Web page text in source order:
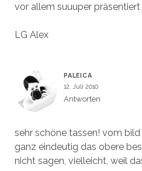
vor allem suuuper präsentiert
LG Alex
PALEICA
12. Juli 2010
Antworten
sehr schöne tassen! vom
ganz eindeutig das obere
nicht sagen, vielleicht, weil